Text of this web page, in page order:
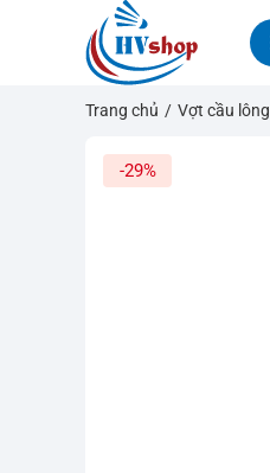
Trang chủ / Vợt cầu lông
-29%